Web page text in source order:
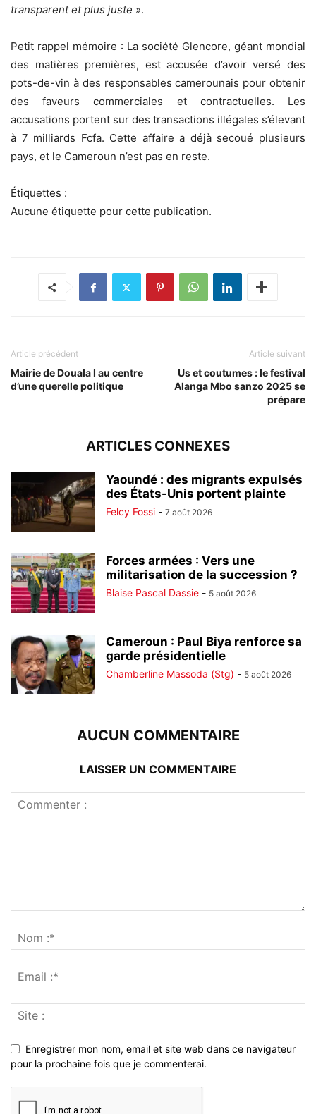
transparent et plus juste ».
Petit rappel mémoire : La société Glencore, géant mondial
des matières premières, est accusée d’avoir versé des
pots-de-vin à des responsables camerounais pour obtenir
des faveurs commerciales et contractuelles. Les
accusations portent sur des transactions illégales s’élevant
à 7 milliards Fcfa. Cette affaire a déjà secoué plusieurs
pays, et le Cameroun n’est pas en reste.
Étiquettes :
Aucune étiquette pour cette publication.
Article précédent
Mairie de Douala I au centre
d’une querelle politique
Article suivant
Us et coutumes : le festival
Alanga Mbo sanzo 2025 se
prépare
ARTICLES CONNEXES
Yaoundé : des migrants expulsés
des États-Unis portent plainte
Felcy Fossi - 7 août 2026
Forces armées : Vers une
militarisation de la succession ?
Blaise Pascal Dassie - 5 août 2026
Cameroun : Paul Biya renforce sa
garde présidentielle
Chamberline Massoda (Stg) - 5 août 2026
AUCUN COMMENTAIRE
LAISSER UN COMMENTAIRE
Enregistrer mon nom, email et site web dans ce navigateur
pour la prochaine fois que je commenterai.